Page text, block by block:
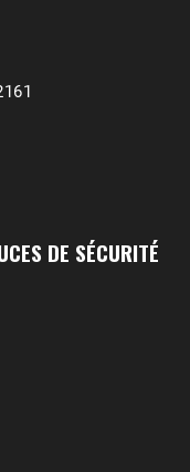
DE SÉCURITÉ